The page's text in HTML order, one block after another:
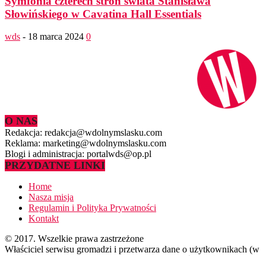
Słowińskiego w Cavatina Hall Essentials
wds - 18 marca 2024 0
O NAS
Redakcja: redakcja@wdolnymslasku.com
Reklama: marketing@wdolnymslasku.com
Blogi i administracja: portalwds@op.pl
PRZYDATNE LINKI
Home
Nasza misja
Regulamin i Polityka Prywatności
Kontakt
© 2017. Wszelkie prawa zastrzeżone
Właściciel serwisu gromadzi i przetwarza dane o użytkownikach (w